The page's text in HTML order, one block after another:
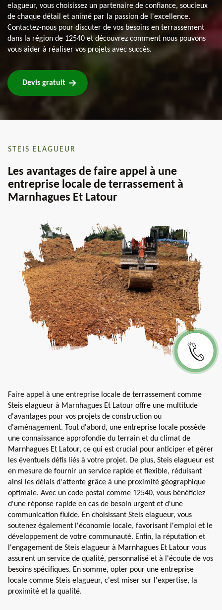
elagueur, vous choisissez un partenaire de confiance, soucieux
de chaque détail et animé par la passion de l'excellence.
Contactez-nous pour discuter de vos besoins en terrassement
dans la région de 12540 et découvrez comment nous pouvons
vous aider à réaliser vos projets avec succès.
Devis gratuit
STEIS ELAGUEUR
Les avantages de faire appel à une
entreprise locale de terrassement à
Marnhagues Et Latour
Faire appel à une entreprise locale de terrassement comme
Steis elagueur à Marnhagues Et Latour offre une multitude
d'avantages pour vos projets de construction ou
d'aménagement. Tout d'abord, une entreprise locale possède
une connaissance approfondie du terrain et du climat de
Marnhagues Et Latour, ce qui est crucial pour anticiper et gérer
les éventuels défis liés à votre projet. De plus, Steis elagueur est
en mesure de fournir un service rapide et flexible, réduisant
ainsi les délais d'attente grâce à une proximité géographique
optimale. Avec un code postal comme 12540, vous bénéficiez
d'une réponse rapide en cas de besoin urgent et d'une
communication fluide. En choisissant Steis elagueur, vous
soutenez également l'économie locale, favorisant l'emploi et le
développement de votre communauté. Enfin, la réputation et
l'engagement de Steis elagueur à Marnhagues Et Latour vous
assurent un service de qualité, personnalisé et à l'écoute de vos
besoins spécifiques. En somme, opter pour une entreprise
locale comme Steis elagueur, c'est miser sur l'expertise, la
proximité et la qualité.